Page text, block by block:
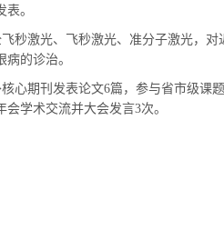
。
秒激光、飞秒激光、准分子激光，
病的诊治。
核心期刊发表论文6篇，参与省市级课
会学术交流并大会发言3次。